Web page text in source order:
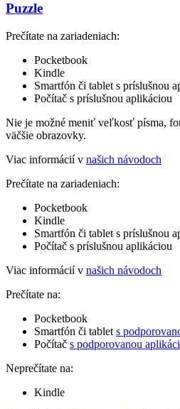
Puzzle
Prečítate na zariadeniach:
Pocketbook
Kindle
Smartfón či tablet s príslušnou
Počítač s príslušnou aplikáciou
Nie je možné meniť veľkosť písma,
väčšie obrazovky.
Viac informácií v našich návodoch
Prečítate na zariadeniach:
Pocketbook
Kindle
Smartfón či tablet s príslušnou
Počítač s príslušnou aplikáciou
Viac informácií v našich návodoch
Prečítate na:
Pocketbook
Smartfón či tablet s
Počítač s podporovanou
Neprečítate na:
Kindle